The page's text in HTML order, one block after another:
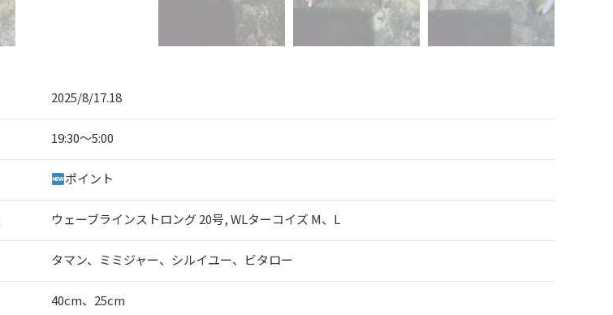
2025/8/17.18
19:30〜5:00
ポイント
ウェーブラインストロング 20号, WLターコイズ М、L
タマン、ミミジャー、シルイユー、ビタロー
40cm、25cm